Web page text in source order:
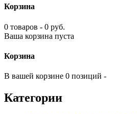
Корзина
0 товаров - 0 руб.
Ваша корзина пуста
Корзина
В вашей корзине 0 позиций -
Категории